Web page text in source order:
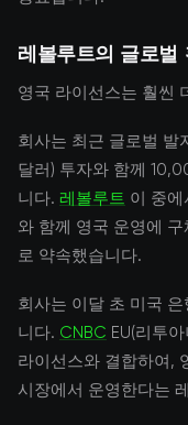
레볼루트의 글로벌
영국 라이선스는 훨씬
회사는 최근 글로벌 발
달러) 투자와 함께
니다. 레볼루트 이 중
와 함께 영국 운영에
로 약속했습니다.
회사는 이달 초 미국
니다. CNBC EU(리투
라이선스와 결합하여,
시장에서 운영한다는